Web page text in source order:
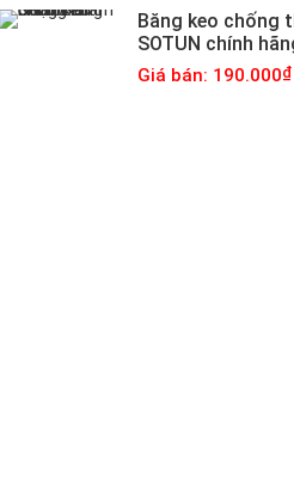
Băng keo chống
SOTUN chính
Giá bán: 190.000